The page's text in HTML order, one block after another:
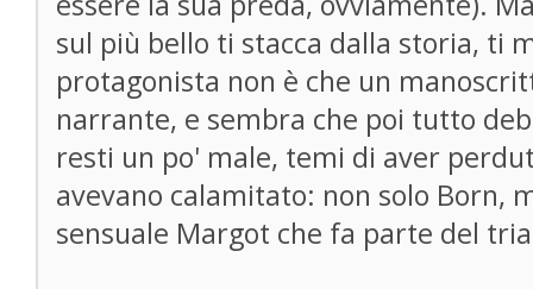
sul più bello ti stacca dalla storia, ti
protagonista non è che un
narrante, e sembra che poi tutto
resti un po' male, temi di aver
avevano calamitato: non solo Born,
sensuale Margot che fa parte del